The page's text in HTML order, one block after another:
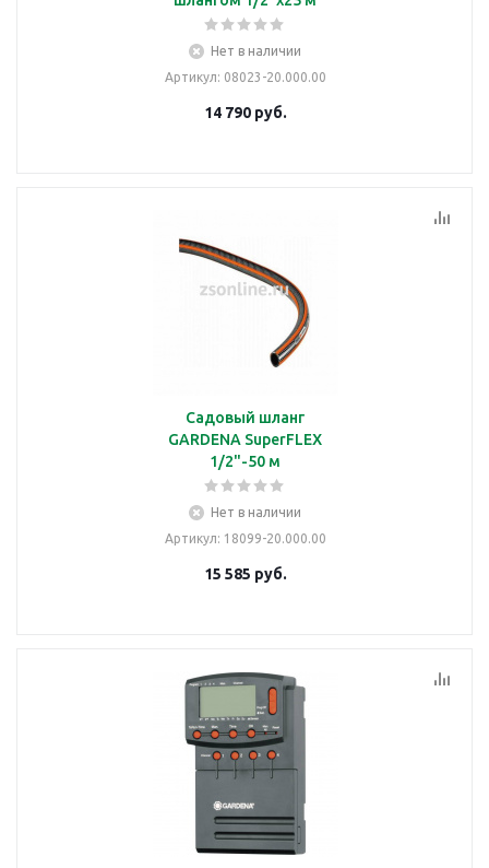
Нет в наличии
Артикул: 08023-20.000.00
14 790руб.
Садовый шланг
GARDENA SuperFLEX
1/2"-50 м
Нет в наличии
Артикул: 18099-20.000.00
15 585 руб.